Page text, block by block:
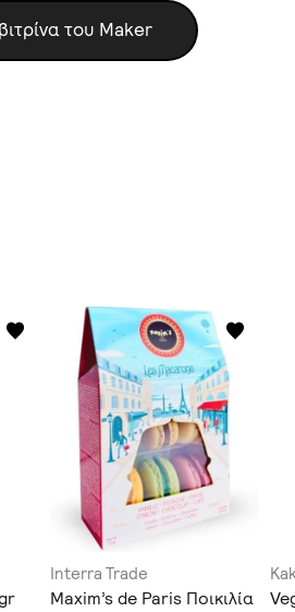
του Maker
Interra Trade
Maxim’s de Paris Ποικιλία